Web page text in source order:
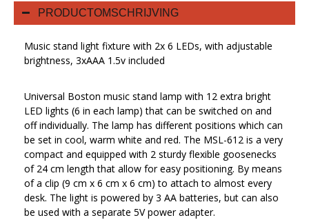
PRODUCTOMSCHRIJVING
Music stand light fixture with 2x 6 LEDs, with adjustable
brightness, 3xAAA 1.5v included
Universal Boston music stand lamp with 12 extra bright
LED lights (6 in each lamp) that can be switched on and
off individually. The lamp has different positions which can
be set in cool, warm white and red. The MSL-612 is a very
compact and equipped with 2 sturdy flexible goosenecks
of 24 cm length that allow for easy positioning. By means
of a clip (9 cm x 6 cm x 6 cm) to attach to almost every
desk. The light is powered by 3 AA batteries, but can also
be used with a separate 5V power adapter.